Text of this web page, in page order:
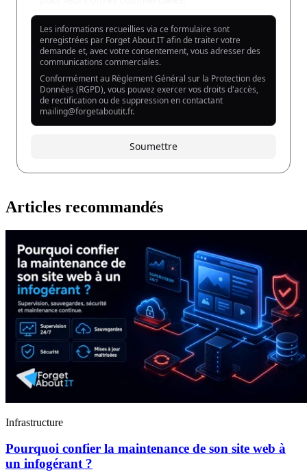
Articles recommandés
Infrastructure
Pourquoi confier la maintenance de son site web à
un infogérant ?